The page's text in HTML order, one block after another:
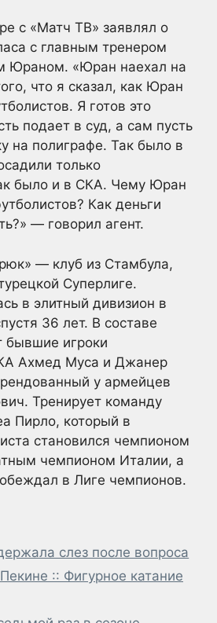
с «Матч ТВ» заявлял о
с главным тренером
Юраном. «Юран наехал на
что я сказал, как Юран
Я готов это
подает в суд, а сам пусть
на полиграфе. Так было в
только
было и в СКА. Чему Юран
Как деньги
— говорил агент.
— клуб из Стамбула,
Суперлиге.
в элитный дивизион в
36 лет. В составе
бывшие игроки
Ахмед Муса и Джанер
у армейцев
Тренирует команду
Пирло, который в
становился чемпионом
чемпионом Италии, а
в Лиге чемпионов.
слез после вопроса
:: Фигурное катание